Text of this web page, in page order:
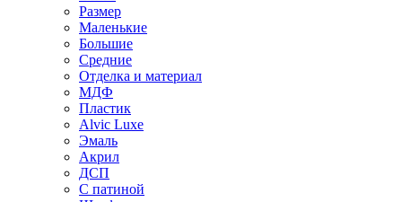
Размер
Маленькие
Большие
Средние
Отделка и материал
МДФ
Пластик
Alvic Luxe
Эмаль
Акрил
ДСП
С патиной